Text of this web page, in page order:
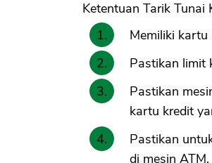
Ketentuan Tarik
Memiliki
Pastikan limit
Pastikan
kartu kredit
Pastikan
di mesin ATM.